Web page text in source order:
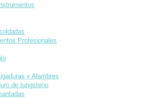
Profesionales
y Alambres
de tungsteno